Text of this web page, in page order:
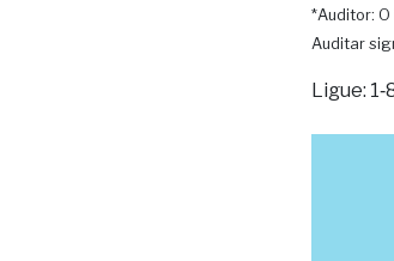
*Auditor:
Auditar
Ligue: